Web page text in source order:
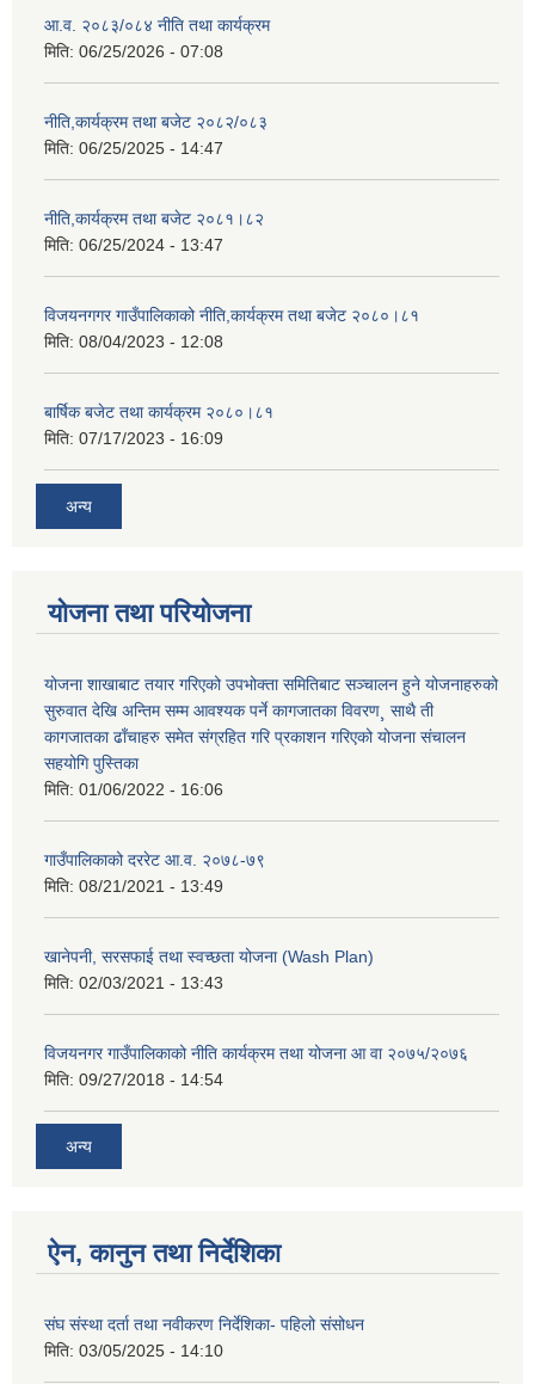
आ.व. २०८३/०८४ नीति तथा कार्यक्रम
मिति: 06/25/2026 - 07:08
नीति,कार्यक्रम तथा बजेट २०८२/०८३
मिति: 06/25/2025 - 14:47
नीति,कार्यक्रम तथा बजेट २०८१।८२
मिति: 06/25/2024 - 13:47
विजयनगगर गाउँपालिकाको नीति,कार्यक्रम तथा बजेट २०८०।८१
मिति: 08/04/2023 - 12:08
बार्षिक बजेट तथा कार्यक्रम २०८०।८१
मिति: 07/17/2023 - 16:09
अन्य
योजना तथा परियोजना
योजना शाखाबाट तयार गरिएको उपभोक्ता समितिबाट सञ्चालन हुने योजनाहरुको
सुरुवात देखि अन्तिम सम्म आवश्यक पर्ने कागजातका विवरण¸ साथै ती
कागजातका ढाँचाहरु समेत संग्रहित गरि प्रकाशन गरिएको योजना संचालन
सहयोगि पुस्तिका
मिति: 01/06/2022 - 16:06
गाउँपालिकाको दररेट आ.व. २०७८-७९
मिति: 08/21/2021 - 13:49
खानेपनी, सरसफाई तथा स्वच्छता योजना (Wash Plan)
मिति: 02/03/2021 - 13:43
विजयनगर गाउँपालिकाको नीति कार्यक्रम तथा योजना आ वा २०७५/२०७६
मिति: 09/27/2018 - 14:54
अन्य
ऐन, कानुन तथा निर्देशिका
संघ संस्था दर्ता तथा नवीकरण निर्देशिका- पहिलो संसोधन
मिति: 03/05/2025 - 14:10